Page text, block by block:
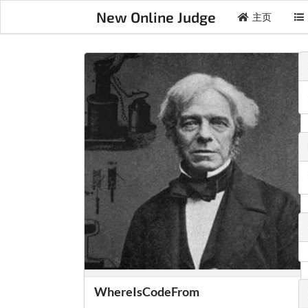
New Online Judge 主页
WhereIsCodeFrom